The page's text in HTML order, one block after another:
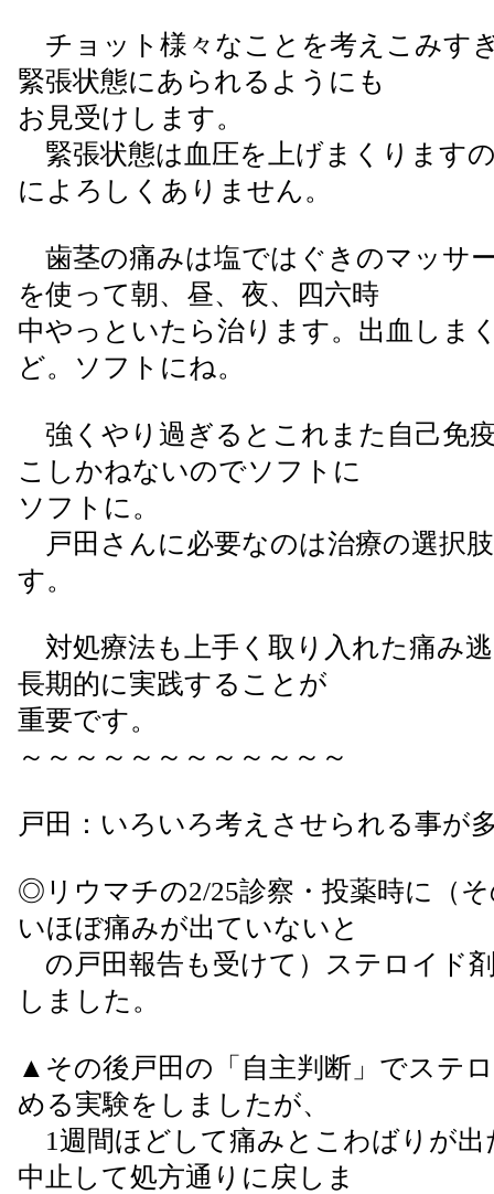
チョット様々なことを考えこみす
緊張状態にあられるようにも
お見受けします。
緊張状態は血圧を上げまくります
によろしくありません。
歯茎の痛みは塩ではぐきのマッサ
を使って朝、昼、夜、四六時
中やっといたら治ります。出血しま
ど。ソフトにね。
強くやり過ぎるとこれまた自己免
こしかねないのでソフトに
ソフトに。
戸田さんに必要なのは治療の選択
す。
対処療法も上手く取り入れた痛み
長期的に実践することが
重要です。
～～～～～～～～～～～～
戸田：いろいろ考えさせられる事が
◎リウマチの2/25診察・投薬時に（
いほぼ痛みが出ていないと
の戸田報告も受けて）ステロイド
しました。
▲その後戸田の「自主判断」でステ
める実験をしましたが、
1週間ほどして痛みとこわばりが出
中止して処方通りに戻しま